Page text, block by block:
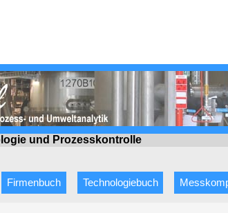
und Prozesskontrolle
Firmenbuch Technologiebuch